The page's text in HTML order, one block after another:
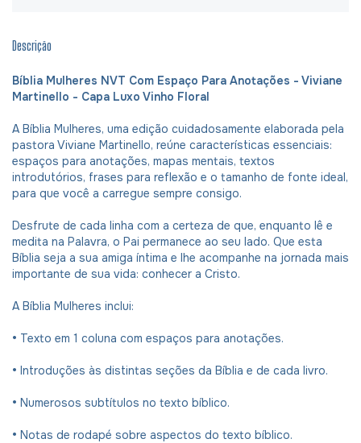
Descrição
Bíblia Mulheres NVT Com Espaço Para Anotações - Viviane
Martinello - Capa Luxo Vinho Floral
A Bíblia Mulheres, uma edição cuidadosamente elaborada pela
pastora Viviane Martinello, reúne características essenciais:
espaços para anotações, mapas mentais, textos
introdutórios, frases para reflexão e o tamanho de fonte ideal,
para que você a carregue sempre consigo.
Desfrute de cada linha com a certeza de que, enquanto lê e
medita na Palavra, o Pai permanece ao seu lado. Que esta
Bíblia seja a sua amiga íntima e lhe acompanhe na jornada mais
importante de sua vida: conhecer a Cristo.
A Bíblia Mulheres inclui:
• Texto em 1 coluna com espaços para anotações.
• Introduções às distintas seções da Bíblia e de cada livro.
• Numerosos subtítulos no texto bíblico.
• Notas de rodapé sobre aspectos do texto bíblico.